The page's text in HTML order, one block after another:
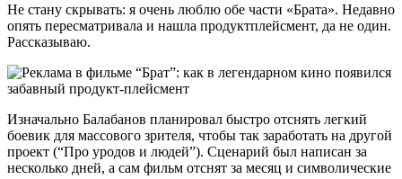
Не стану скрывать: я очень люблю обе части «Брата». Недавно
опять пересматривала и нашла продуктплейсмент, да не один.
Рассказываю.
Изначально Балабанов планировал быстро отснять легкий
боевик для массового зрителя, чтобы так заработать на другой
проект (“Про уродов и людей”). Сценарий был написан за
несколько дней, а сам фильм отснят за месяц и символические